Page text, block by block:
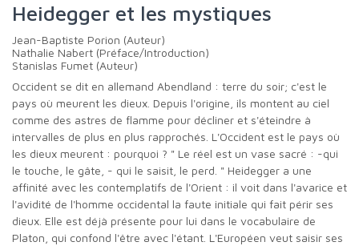
Heidegger et les mystiques
Jean-Baptiste Porion (Auteur)
Nathalie Nabert (Préface/Introduction)
Stanislas Fumet (Auteur)
Occident se dit en allemand Abendland : terre du soir; c'est le
pays où meurent les dieux. Depuis l'origine, ils montent au ciel
comme des astres de flamme pour décliner et s'éteindre à
intervalles de plus en plus rapprochés. L'Occident est le pays où
les dieux meurent : pourquoi ? " Le réel est un vase sacré : -qui
le touche, le gâte, - qui le saisit, le perd. " Heidegger a une
affinité avec les contemplatifs de l'Orient : il voit dans l'avarice et
l'avidité de l'homme occidental la faute initiale qui fait périr ses
dieux. Elle est déjà présente pour lui dans le vocabulaire de
Platon, qui confond l'être avec l'étant. L'Européen veut saisir ses